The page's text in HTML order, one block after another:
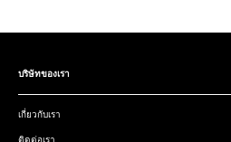
บริษัทของเรา
เกี่ยวกับเรา